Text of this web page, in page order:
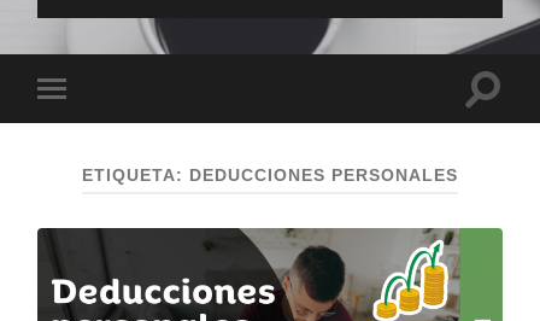
el
móvil
ETIQUETA: DEDUCCIONES PERSONALES